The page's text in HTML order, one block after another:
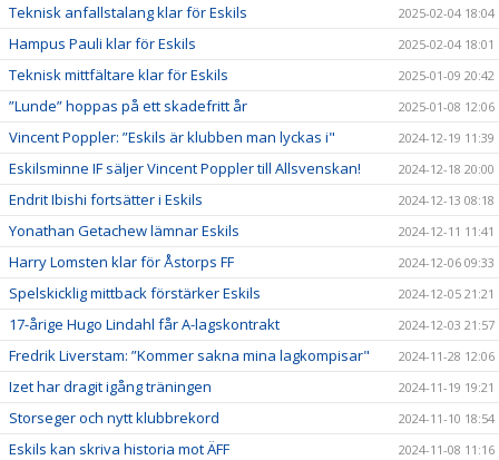
Teknisk anfallstalang klar för Eskils 2025-02-04 18:04
Hampus Pauli klar för Eskils 2025-02-04 18:01
Teknisk mittfältare klar för Eskils 2025-01-09 20:42
”Lunde” hoppas på ett skadefritt år 2025-01-08 12:06
Vincent Poppler: ”Eskils är klubben man lyckas i" 2024-12-19 11:39
Eskilsminne IF säljer Vincent Poppler till Allsvenskan! 2024-12-18 20:00
Endrit Ibishi fortsätter i Eskils 2024-12-13 08:18
Yonathan Getachew lämnar Eskils 2024-12-11 11:41
Harry Lomsten klar för Åstorps FF 2024-12-06 09:33
Spelskicklig mittback förstärker Eskils 2024-12-05 21:21
17-årige Hugo Lindahl får A-lagskontrakt 2024-12-03 21:57
Fredrik Liverstam: ”Kommer sakna mina lagkompisar" 2024-11-28 12:06
Izet har dragit igång träningen 2024-11-19 19:21
Storseger och nytt klubbrekord 2024-11-10 18:54
Eskils kan skriva historia mot ÄFF 2024-11-08 11:16